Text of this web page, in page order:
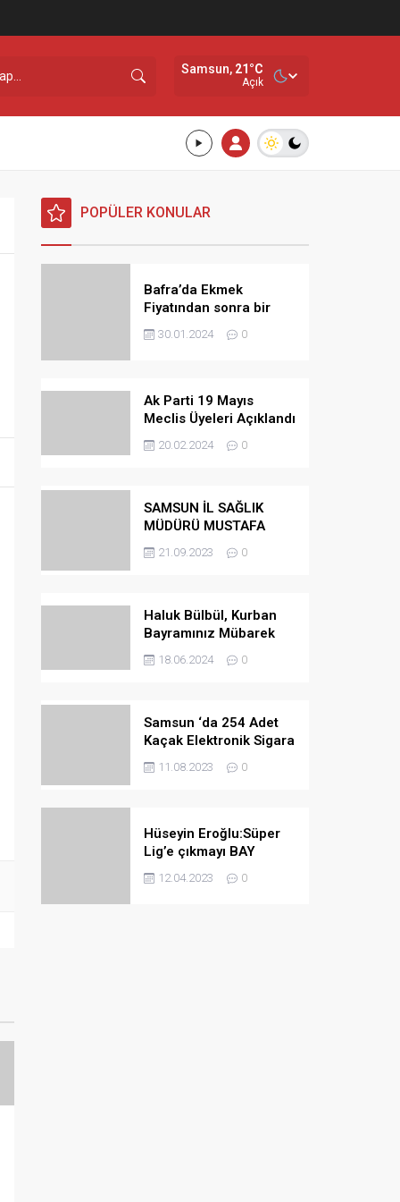
Samsun, 21 °C
Açık
POPÜLER KONULAR
Bafra’da Ekmek
Fiyatından sonra bir
Zamda Dolmuş
Ücretlerine
30.01.2024 0
Ak Parti 19 Mayıs
Meclis Üyeleri Açıklandı
20.02.2024 0
SAMSUN İL SAĞLIK
MÜDÜRÜ MUSTAFA
URAS OLDU
21.09.2023 0
Haluk Bülbül, Kurban
Bayramınız Mübarek
Olsun
18.06.2024 0
Samsun ‘da 254 Adet
Kaçak Elektronik Sigara
Ele Geçirilmiştir
11.08.2023 0
Hüseyin Eroğlu:Süper
Lig’e çıkmayı BAY
haftada bile
garantileyebiliriz
12.04.2023 0